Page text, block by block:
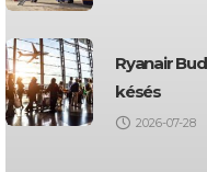
Ryanair
késés
2026-07-28